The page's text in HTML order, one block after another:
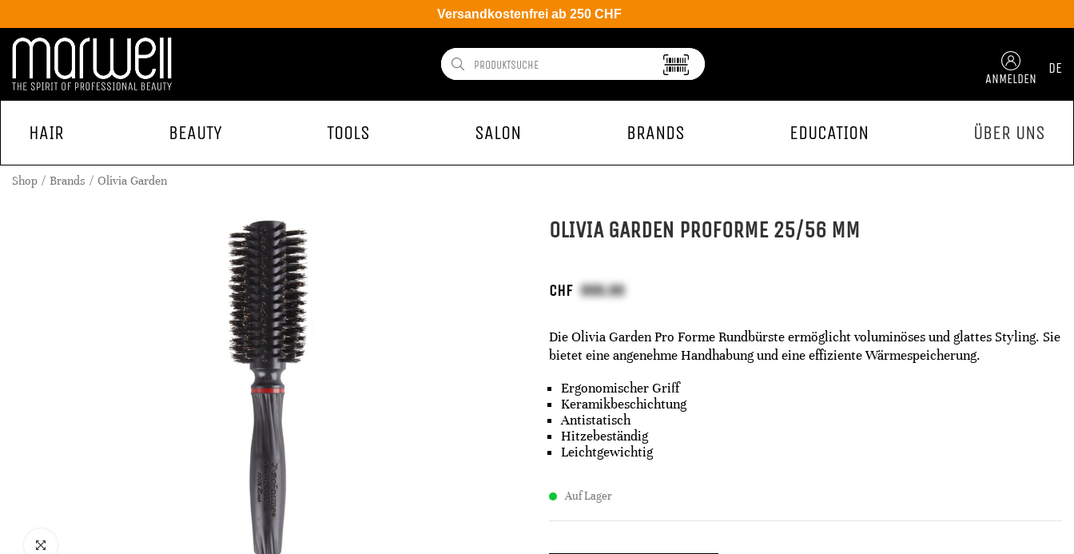
Versandkostenfrei ab 250 CHF
ANMELDEN
DE
HAIR BEAUTY TOOLS SALON BRANDS EDUCATION ÜBER UNS
Shop Brands Olivia Garden
OLIVIA GARDEN PROFORME 25/56 MM
CHF
Die Olivia Garden Pro Forme Rundbürste ermöglicht voluminöses und glattes Styling. Sie
bietet eine angenehme Handhabung und eine effiziente Wärmespeicherung.
Ergonomischer Griff
Keramikbeschichtung
Antistatisch
Hitzebeständig
Leichtgewichtig
Auf Lager